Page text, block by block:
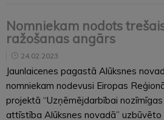
Nomniekam nodots
ražošanas angārs
24.02.2023
Jaunlaicenes pagastā Alūksnes
nomniekam nodevusi Eiropas
projektā “Uzņēmējdarbībai
attīstība Alūksnes novadā” uzbūvēto